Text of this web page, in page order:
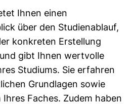
Ihnen einen
über den Studienablauf,
konkreten Erstellung
gibt Ihnen wertvolle
Studiums. Sie erfahren
Grundlagen sowie
Faches. Zudem haben